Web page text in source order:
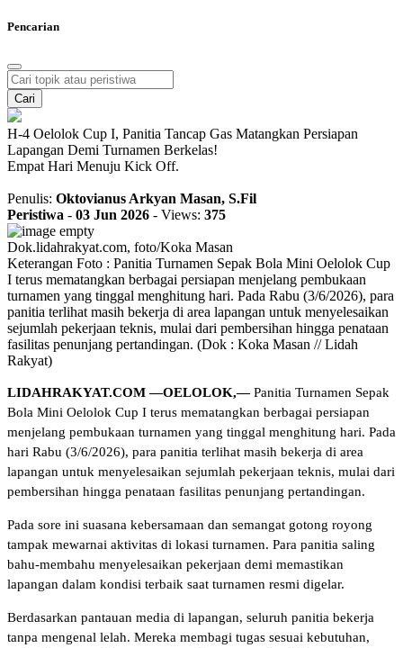
Pencarian
Cari
H-4 Oelolok Cup I, Panitia Tancap Gas Matangkan Persiapan
Lapangan Demi Turnamen Berkelas!
Empat Hari Menuju Kick Off.
Penulis: Oktovianus Arkyan Masan, S.Fil
Peristiwa - 03 Jun 2026 - Views: 375
Dok.lidahrakyat.com, foto/Koka Masan
Keterangan Foto : Panitia Turnamen Sepak Bola Mini Oelolok Cup
I terus mematangkan berbagai persiapan menjelang pembukaan
turnamen yang tinggal menghitung hari. Pada Rabu (3/6/2026), para
panitia terlihat masih bekerja di area lapangan untuk menyelesaikan
sejumlah pekerjaan teknis, mulai dari pembersihan hingga penataan
fasilitas penunjang pertandingan. (Dok : Koka Masan // Lidah
Rakyat)
LIDAHRAKYAT.COM —OELOLOK,—Panitia Turnamen Sepak
Bola Mini Oelolok Cup I terus mematangkan berbagai persiapan
menjelang pembukaan turnamen yang tinggal menghitung hari. Pada
hari Rabu (3/6/2026), para panitia terlihat masih bekerja di area
lapangan untuk menyelesaikan sejumlah pekerjaan teknis, mulai dari
pembersihan hingga penataan fasilitas penunjang pertandingan.
Pada sore ini suasana kebersamaan dan semangat gotong royong
tampak mewarnai aktivitas di lokasi turnamen. Para panitia saling
bahu-membahu menyelesaikan pekerjaan demi memastikan
lapangan dalam kondisi terbaik saat turnamen resmi digelar.
Berdasarkan pantauan media di lapangan, seluruh panitia bekerja
tanpa mengenal lelah. Mereka membagi tugas sesuai kebutuhan,